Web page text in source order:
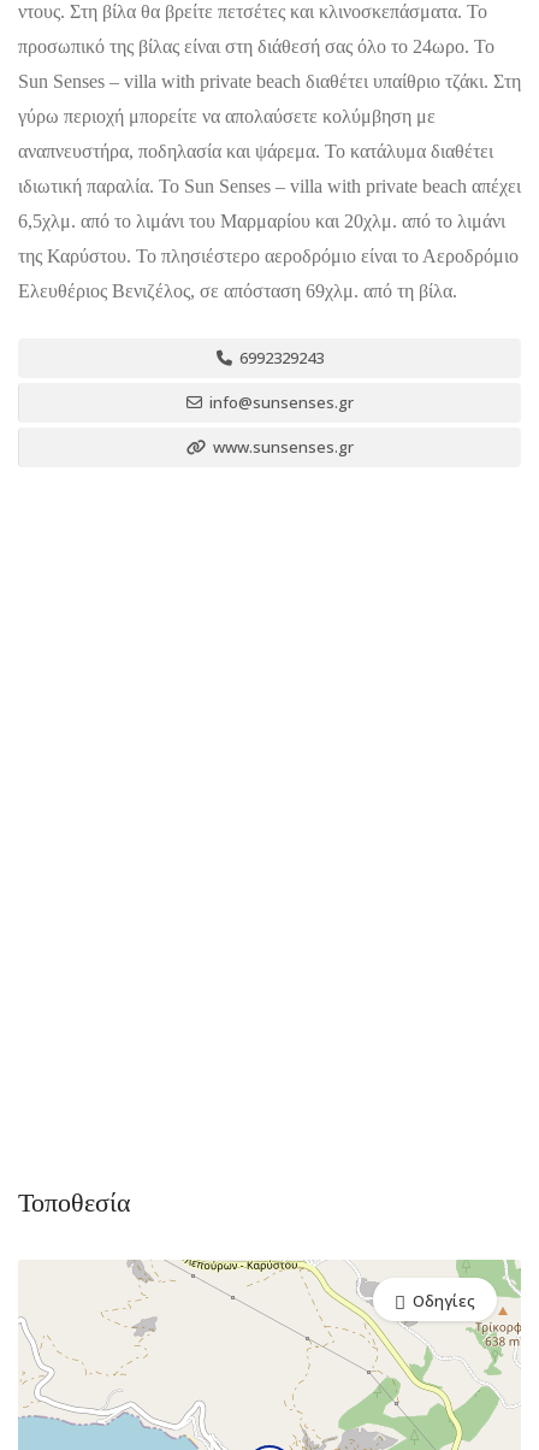
ντους. Στη βίλα θα βρείτε πετσέτες και κλινοσκεπάσματα. Το
προσωπικό της βίλας είναι στη διάθεσή σας όλο το 24ωρο. Το
Sun Senses – villa with private beach διαθέτει υπαίθριο τζάκι. Στη
γύρω περιοχή μπορείτε να απολαύσετε κολύμβηση με
αναπνευστήρα, ποδηλασία και ψάρεμα. Το κατάλυμα διαθέτει
ιδιωτική παραλία. Το Sun Senses – villa with private beach απέχει
6,5χλμ. από το λιμάνι του Μαρμαρίου και 20χλμ. από το λιμάνι
της Καρύστου. Το πλησιέστερο αεροδρόμιο είναι το Αεροδρόμιο
Ελευθέριος Βενιζέλος, σε απόσταση 69χλμ. από τη βίλα.
6992329243
info@sunsenses.gr
www.sunsenses.gr
Τοποθεσία
Οδηγίες